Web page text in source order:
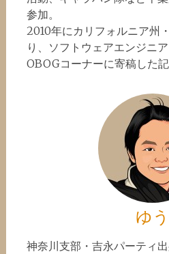
参加。
2010年にカリフォルニア州
り、ソフトウェアエンジニ
OBOGコーナーに寄稿した
ゆう
神奈川支部・吉永パーティ